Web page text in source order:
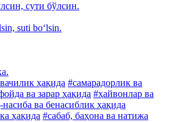
сути бўлсин.
suti bo‘lsin.
ҳақида #самарадорлик ва
ва зарар ҳақида #ҳайвонлар ва
насиба ва бенасиблик ҳақида
ҳақида #сабаб, баҳона ва натижа